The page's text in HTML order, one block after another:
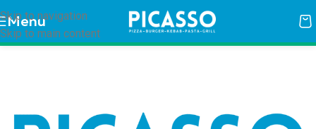
Skip to navigation
Skip to main content
Menu